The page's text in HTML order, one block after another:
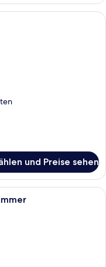
mit einem großen
und Preise sehen
mit einem großen